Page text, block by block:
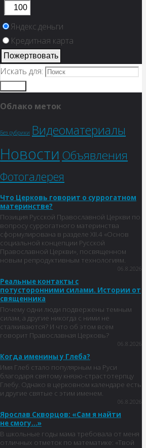
Яндекс.деньги
Кредитная карта
Искать для:
Облако меток
Без рубрики Видеоматериалы
Новости Объявления
Фотогалерея
Что Церковь говорит о суррогатном
материнстве?
Позиция Русской Православной Церкви по
вопросу суррогатного материнства
сформулирована в разделе XII.4 «Основ
социальной концепции Русской
Православной Церкви», посвященном
новым репродуктивным технологиям.
06.8.2026
Реальные контакты с
потусторонними силами. Истории от
священника
Почему одни люди подвержены темным
силам, а другие никогда с ними не
сталкиваются? И что об этом всем
говорит Православная Церковь?
06.8.2026
Когда именины у Глеба?
Имя Глеб стало популярным на Руси
благодаря святому князю-страстотерпцу
Глебу. Однако в церковном календаре есть
и другие святые с этим именем.
06.8.2026
Ярослав Скворцов: «Сам я найти
не смогу…»
В школьные годы мама требовала от меня
отличных отметок по математике: «Твой